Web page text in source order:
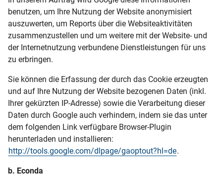
benutzen, um Ihre Nutzung der Website anonymisiert
auszuwerten, um Reports über die Websiteaktivitäten
zusammenzustellen und um weitere mit der Website- und
der Internetnutzung verbundene Dienstleistungen für uns
zu erbringen.
Sie können die Erfassung der durch das Cookie erzeugten
und auf Ihre Nutzung der Website bezogenen Daten (inkl.
Ihrer gekürzten IP-Adresse) sowie die Verarbeitung dieser
Daten durch Google auch verhindern, indem sie das unter
dem folgenden Link verfügbare Browser-Plugin
herunterladen und installieren:
http://tools.google.com/dlpage/gaoptout?hl=de.
b. Econda